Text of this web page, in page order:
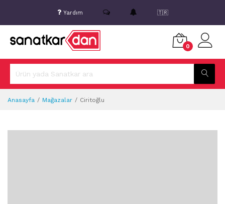
Yardım 🇹🇷
0
Anasayfa Mağazalar Ciritoğlu